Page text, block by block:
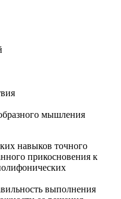
мышления
навыков точного
прикосновения к
выполнения